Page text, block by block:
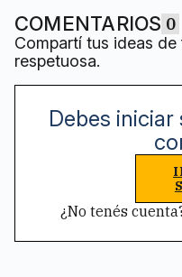
COMENTARIOS 0
Compartí tus ideas
respetuosa.
Debes
¿No tenés